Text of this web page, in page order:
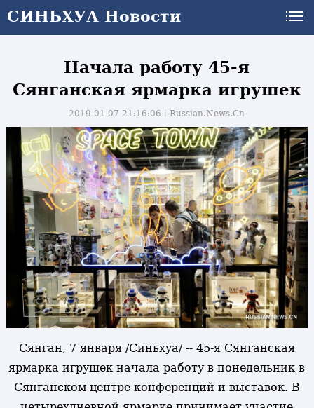
СИНЬХУА Новости
Начала работу 45-я
Сянганская ярмарка игрушек
2019-01-07 21:16:06丨Russian.News.Cn
Сянган, 7 января /Синьхуа/ -- 45-я Сянганская
ярмарка игрушек начала работу в понедельник в
Сянганском центре конференций и выставок. В